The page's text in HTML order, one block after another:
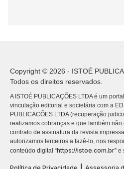
Copyright © 2026 - ISTOÉ
Todos os direitos reservados.
A ISTOÉ PUBLICAÇÕES LTDA é um
vinculação editorial e societária com a
PUBLICACÕES LTDA (recuperação
realizamos cobranças e que também
contrato de assinatura da revista
autorizamos terceiros a fazê-lo, nos
conteúdo digital “https://istoe.com.br” e